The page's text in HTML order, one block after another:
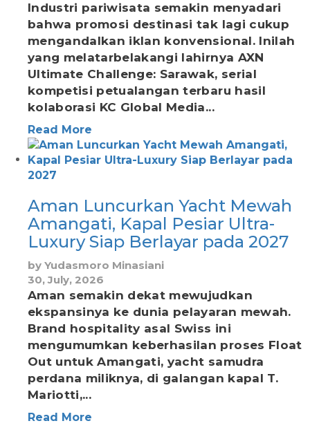
Industri pariwisata semakin menyadari
bahwa promosi destinasi tak lagi cukup
mengandalkan iklan konvensional. Inilah
yang melatarbelakangi lahirnya AXN
Ultimate Challenge: Sarawak, serial
kompetisi petualangan terbaru hasil
kolaborasi KC Global Media...
Read More
Aman Luncurkan Yacht Mewah
Amangati, Kapal Pesiar Ultra-
Luxury Siap Berlayar pada 2027
by Yudasmoro Minasiani
30, July, 2026
Aman semakin dekat mewujudkan
ekspansinya ke dunia pelayaran mewah.
Brand hospitality asal Swiss ini
mengumumkan keberhasilan proses Float
Out untuk Amangati, yacht samudra
perdana miliknya, di galangan kapal T.
Mariotti,...
Read More